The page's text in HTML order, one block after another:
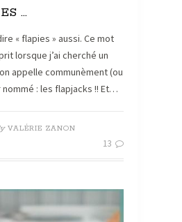
…
« flapies » aussi. Ce mot
lorsque j’ai cherché un
appelle communèment (ou
nommé : les flapjacks !! Et…
VALÉRIE ZANON
13